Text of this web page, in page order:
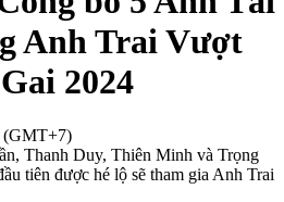
Anh Trai Vượt
2024
(GMT+7)
Thanh Duy, Thiên Minh và Trọng
tiên được hé lộ sẽ tham gia Anh Trai